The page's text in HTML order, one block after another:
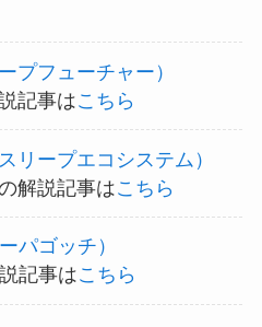
プフューチャー）
記事はこちら
リープエコシステム）
解説記事はこちら
パゴッチ）
記事はこちら